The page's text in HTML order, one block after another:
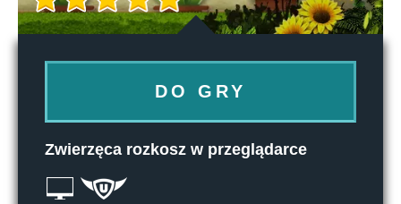
DO GRY
Zwierzęca rozkosz w przeglądarce